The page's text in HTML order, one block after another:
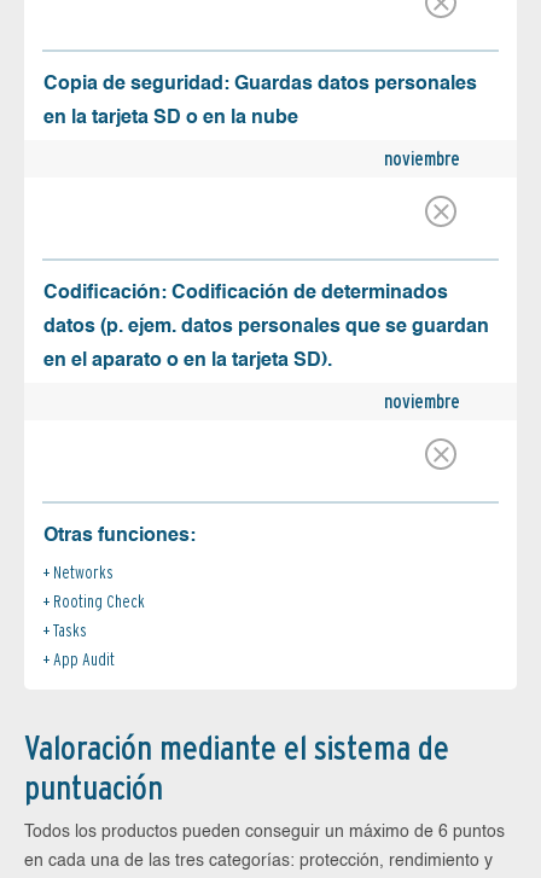
Copia de seguridad: Guardas datos personales
en la tarjeta SD o en la nube
noviembre
Codificación: Codificación de determinados
datos (p. ejem. datos personales que se guardan
en el aparato o en la tarjeta SD).
noviembre
Otras funciones:
Networks
Rooting Check
Tasks
App Audit
Valoración mediante el sistema de
puntuación
Todos los productos pueden conseguir un máximo de 6 puntos
en cada una de las tres categorías: protección, rendimiento y